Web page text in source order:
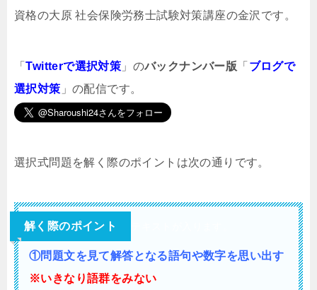
資格の大原 社会保険労務士試験対策講座の金沢です。
「Twitterで選択対策 」のバックナンバー版 「 ブログで
選択対策 」の配信です。
選択式問題を解く際のポイントは次の通りです。
解く際のポイント
①問題文を見て解答となる語句や数字を思い出す
※いきなり語群をみない